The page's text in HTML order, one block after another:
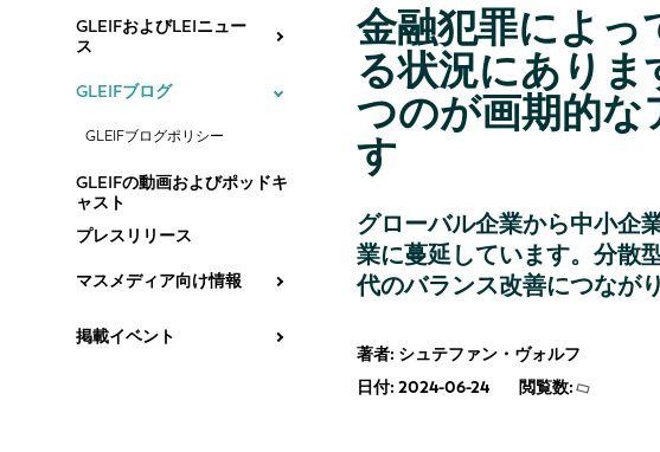
GLEIFおよびLEIニュー
ス
GLEIFブログ
GLEIFブログポリシー
GLEIFの動画およびポッドキ
ャスト
プレスリリース
マスメディア向け情報
掲載イベント
金融犯罪によっ
る状況にあり
つのが画期的
す
グローバル企業から中小企
業に蔓延しています。分散
代のバランス改善につなが
著者: シュテファン・ヴォルフ
日付: 2024-06-24
閲覧数: